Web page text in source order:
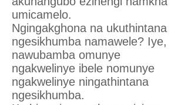
umicamelo.
Ngingakghona na ukuthintana
ngesikhumba namawele? Iye,
nawubamba omunye
ngakwelinye ibele nomunye
ngakwelinye ningathintana
ngesikhumba.